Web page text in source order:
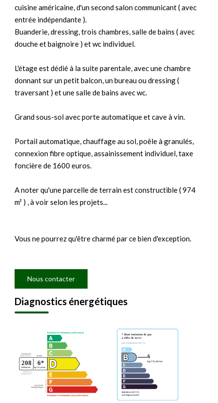
cuisine américaine, d'un second salon communicant ( avec
entrée indépendante ).
Buanderie, dressing, trois chambres, salle de bains ( avec
douche et baignoire ) et wc individuel.
L'étage est dédié à la suite parentale, avec une chambre
donnant sur un petit balcon, un bureau ou dressing (
traversant ) et une salle de bains avec wc.
Grand sous-sol avec porte automatique et cave à vin.
Portail automatique, chauffage au sol, poêle à granulés,
connexion fibre optique, assainissement individuel, taxe
foncière de 1600 euros.
A noter qu'une parcelle de terrain est constructible ( 974
m² ) , à voir selon les projets...
Vous ne pourrez qu'être charmé par ce bien d'exception.
Nous contacter
Diagnostics énergétiques